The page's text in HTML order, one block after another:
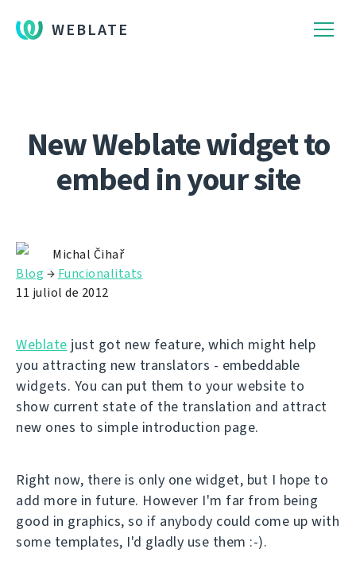
WEBLATE
New Weblate widget to
embed in your site
Michal Čihař
Blog → Funcionalitats
11 juliol de 2012
Weblate just got new feature, which might help
you attracting new translators - embeddable
widgets. You can put them to your website to
show current state of the translation and attract
new ones to simple introduction page.
Right now, there is only one widget, but I hope to
add more in future. However I'm far from being
good in graphics, so if anybody could come up with
some templates, I'd gladly use them :-).